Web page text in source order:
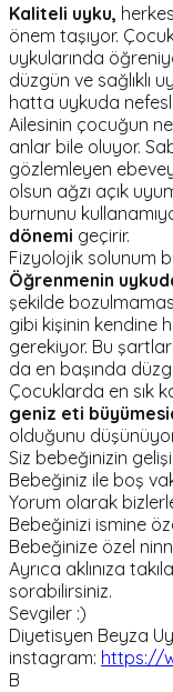
Kaliteli uyku,
önem taşıyor.
uykularında
düzgün ve sağlıklı
hatta uykuda
Ailesinin çocuğun
anlar bile oluyor.
gözlemleyen
olsun ağzı açık
burnunu
dönemi geçirir.
Fizyolojik solunum
Öğrenmenin
şekilde
gibi kişinin kendine
gerekiyor. Bu
da en başında
Çocuklarda en sık
geniz eti
olduğunu
Siz bebeğinizin
Bebeğiniz ile boş
Yorum olarak
Bebeğinizi ismine
Bebeğinize özel
Ayrıca aklınıza
sorabilirsiniz.
Sevgiler :)
Diyetisyen Beyza
instagram: https://
B